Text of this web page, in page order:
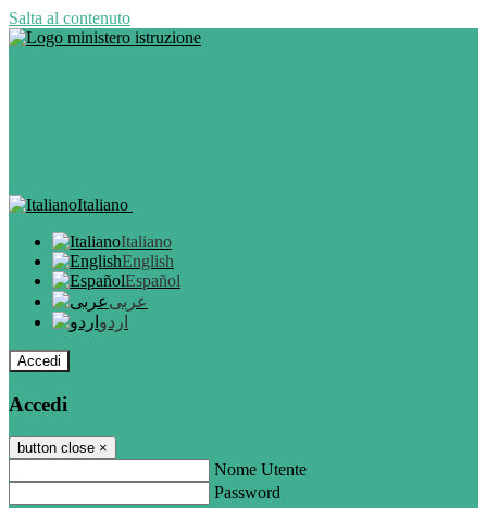
Salta al contenuto
Italiano
Italiano
English
Español
عربى
اردو
Accedi
Accedi
button close ×
Nome Utente
Password